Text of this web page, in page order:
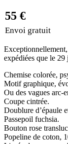
55 €
Envoi gratuit
Exceptionnellement,
expédiées que le 29
Chemise colorée,
Motif graphique,
Ou des vagues arc-
Coupe cintrée.
Doublure d’épaule
Passepoil fuchsia.
Bouton rose
Popeline de coton,